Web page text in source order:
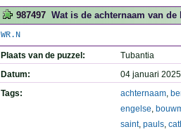
987497 Wat is de achternaam van
WR.N
Plaats van de puzzel:
Tubantia
Datum:
04 januari
Tags:
achternaam,
engelse,
saint, pauls,